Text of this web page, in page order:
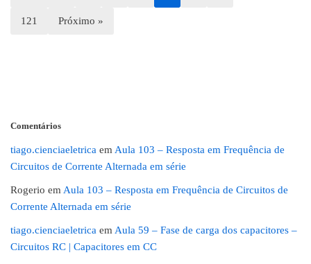
121 Próximo »
Comentários
tiago.cienciaeletrica em Aula 103 – Resposta em Frequência de
Circuitos de Corrente Alternada em série
Rogerio em Aula 103 – Resposta em Frequência de Circuitos de
Corrente Alternada em série
tiago.cienciaeletrica em Aula 59 – Fase de carga dos capacitores –
Circuitos RC | Capacitores em CC